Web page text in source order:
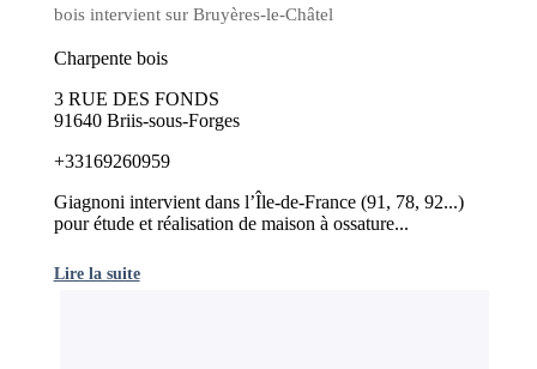
bois intervient sur Bruyères-le-Châtel
Charpente bois
3 RUE DES FONDS
91640 Briis-sous-Forges
+33169260959
Giagnoni intervient dans l’Île-de-France (91, 78, 92...)
pour étude et réalisation de maison à ossature...
Lire la suite